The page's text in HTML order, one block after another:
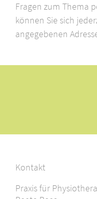
Fragen zum Thema
können Sie sich
angegebenen
Kontakt
Praxis für